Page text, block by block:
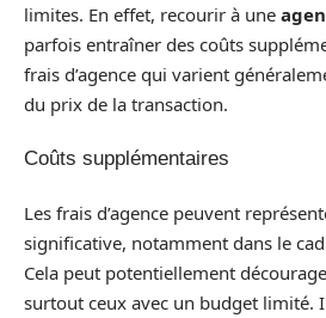
limites. En effet, recourir à une
parfois entraîner des coûts
frais d’agence qui varient
du prix de la transaction.
Coûts supplémentaires
Les frais d’agence peuvent
significative, notamment dans le
Cela peut potentiellement
surtout ceux avec un budget limité.